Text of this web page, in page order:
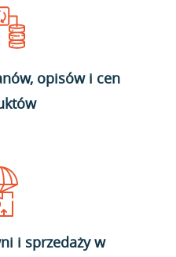
opisów i cen
i sprzedaży w